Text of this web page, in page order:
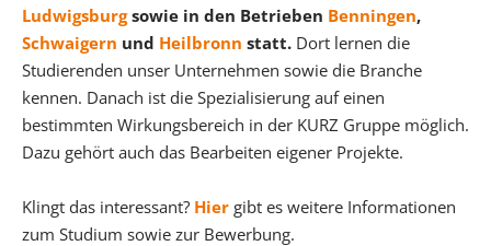
Ludwigsburgsowie in den Betrieben Benningen,
Schwaigern und Heilbronn statt. Dort lernen die
Studierenden unser Unternehmen sowie die Branche
kennen. Danach ist die Spezialisierung auf einen
bestimmten Wirkungsbereich in der KURZ Gruppe möglich.
Dazu gehört auch das Bearbeiten eigener Projekte.
Klingt das interessant? Hier gibt es weitere Informationen
zum Studium sowie zur Bewerbung.